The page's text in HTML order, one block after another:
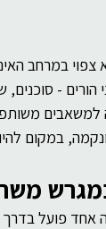
צפוי במרחב
-
למשאבים
ונקמה,
פועל בדרך